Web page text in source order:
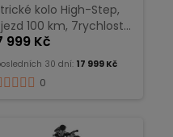
kolo High-Step,
100 km, 7rychlostní
Shimano – Šedé
999 Kč
30 dní: 17 999 Kč
0